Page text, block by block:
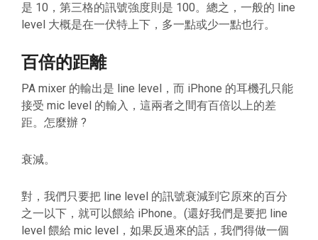
是 10，第三格的訊號強度則是 100。總之，一般的 line
level 大概是在一伏特上下，多一點或少一點也行。
百倍的距離
PA mixer 的輸出是 line level，而 iPhone 的耳機孔只能
接受 mic level 的輸入，這兩者之間有百倍以上的差
距。怎麼辦 ?
衰減。
對，我們只要把 line level 的訊號衰減到它原來的百分
之一以下，就可以餵給 iPhone。(還好我們是要把 line
level 餵給 mic level，如果反過來的話，我們得做一個